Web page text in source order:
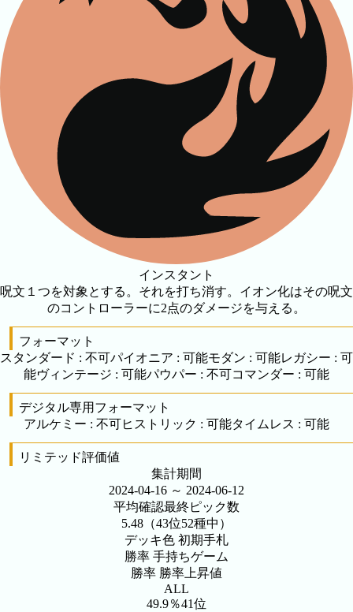
インスタント
呪文１つを対象とする。それを打ち消す。イオン化はその呪文
のコントローラーに2点のダメージを与える。
フォーマット
スタンダード : 不可パイオニア : 可能モダン : 可能レガシー : 可
能ヴィンテージ : 可能パウパー : 不可コマンダー : 可能
デジタル専用フォーマット
アルケミー : 不可ヒストリック : 可能タイムレス : 可能
リミテッド評価値
集計期間
2024-04-16 ～ 2024-06-12
平均確認最終ピック数
5.48 （43位52種中）
デッキ色 初期手札
勝率 手持ちゲーム
勝率 勝率上昇値
ALL
49.9％41位